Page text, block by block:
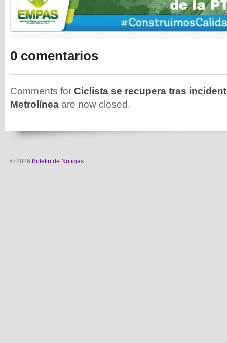
0 comentarios
Comments for Ciclista se recupera tras
Metrolínea are now closed.
© 2026 Boletin de Noticias.